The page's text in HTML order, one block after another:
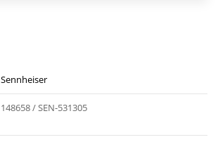
Sennheiser
148658 / SEN-531305